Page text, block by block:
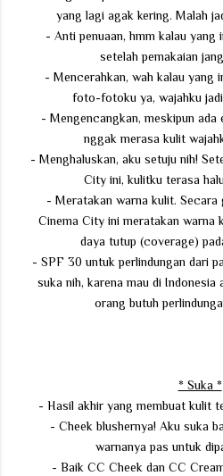
yang lagi agak kering. Malah
- Anti penuaan, hmm kalau yang
setelah pemakaian
- Mencerahkan, wah kalau yang
foto-fotoku ya, wajahku
- Mengencangkan, meskipun ada
nggak merasa kulit
- Menghaluskan, aku setuju nih!
City ini, kulitku terasa
- Meratakan warna kulit. Secara
Cinema City ini meratakan warna
daya tutup (coverage)
- SPF 30 untuk perlindungan dari
suka nih, karena mau di Indonesia
orang butuh
* Suka *
- Hasil akhir yang membuat kulit
- Cheek blushernya! Aku suka
warnanya pas untuk
- Baik CC Cheek dan CC